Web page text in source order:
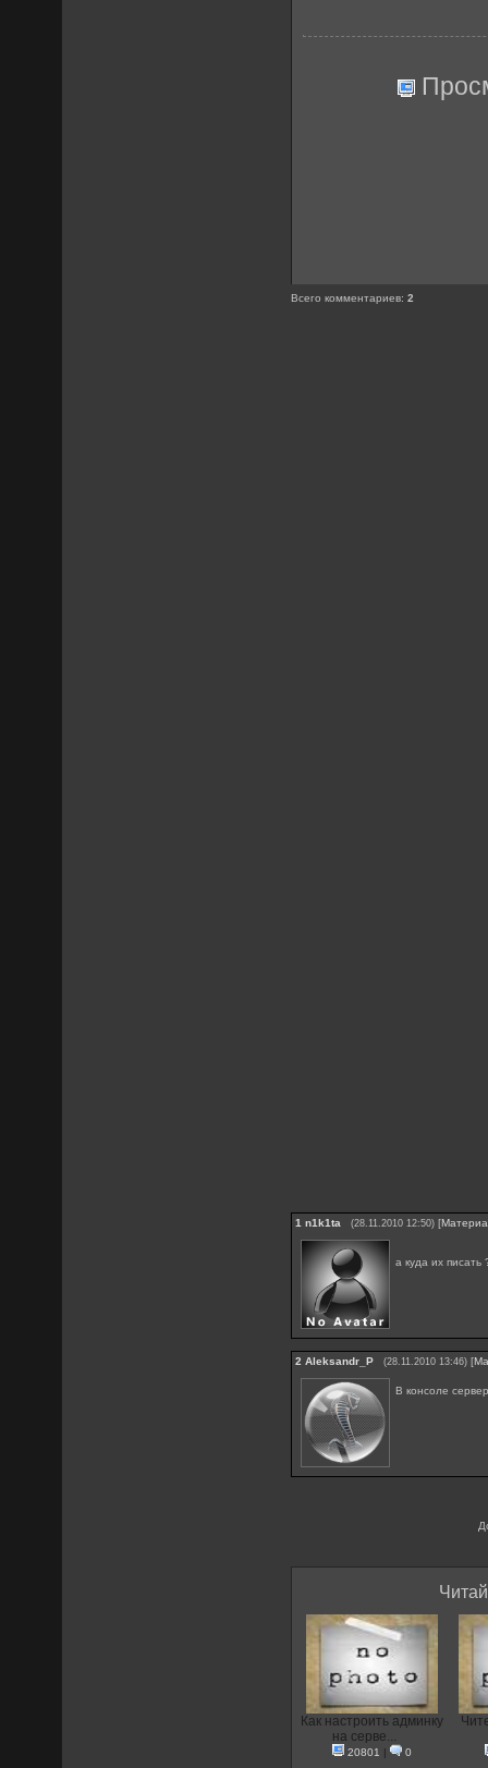
Всего комментариев:2
1 n1k1ta (28.11.2010 12:50) [
а куда их писать
2 Aleksandr_P (28.11.2010 13:46) [
В консоле
Как настроить админку
на серве...
20801 | 0